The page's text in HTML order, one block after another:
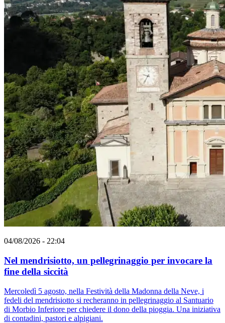
04/08/2026 - 22:04
Nel mendrisiotto, un pellegrinaggio per invocare la
fine della siccità
Mercoledì 5 agosto, nella Festività della Madonna della Neve, i
fedeli del mendrisiotto si recheranno in pellegrinaggio al Santuario
di Morbio Inferiore per chiedere il dono della pioggia. Una iniziativa
di contadini, pastori e alpigiani.